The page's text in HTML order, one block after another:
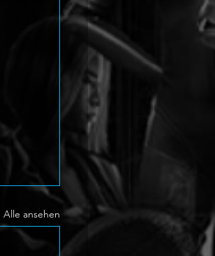
Alle ansehen